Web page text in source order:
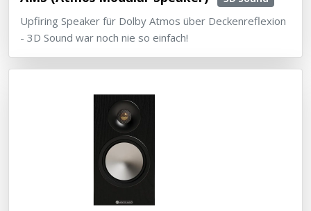
Upfiring Speaker für Dolby Atmos über Deckenreflexion
- 3D Sound war noch nie so einfach!